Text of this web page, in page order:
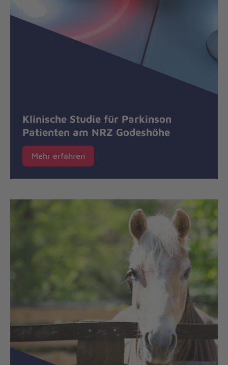
Klinische Studie für Parkinson
Patienten am NRZ Godeshöhe
Mehr erfahren